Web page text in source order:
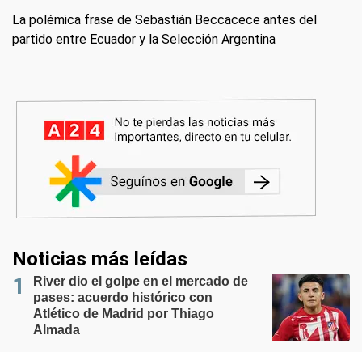
La polémica frase de Sebastián Beccacece antes del
partido entre Ecuador y la Selección Argentina
Noticias más leídas
River dio el golpe en el mercado de
pases: acuerdo histórico con
Atlético de Madrid por Thiago
Almada